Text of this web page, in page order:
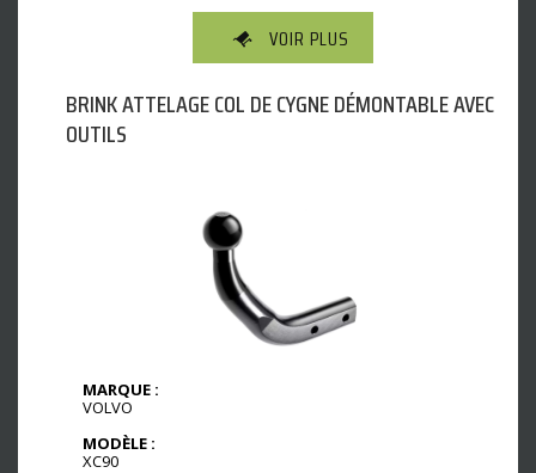
VOIR PLUS
BRINK ATTELAGE COL DE CYGNE DÉMONTABLE AVEC
OUTILS
MARQUE :
VOLVO
MODÈLE :
XC90